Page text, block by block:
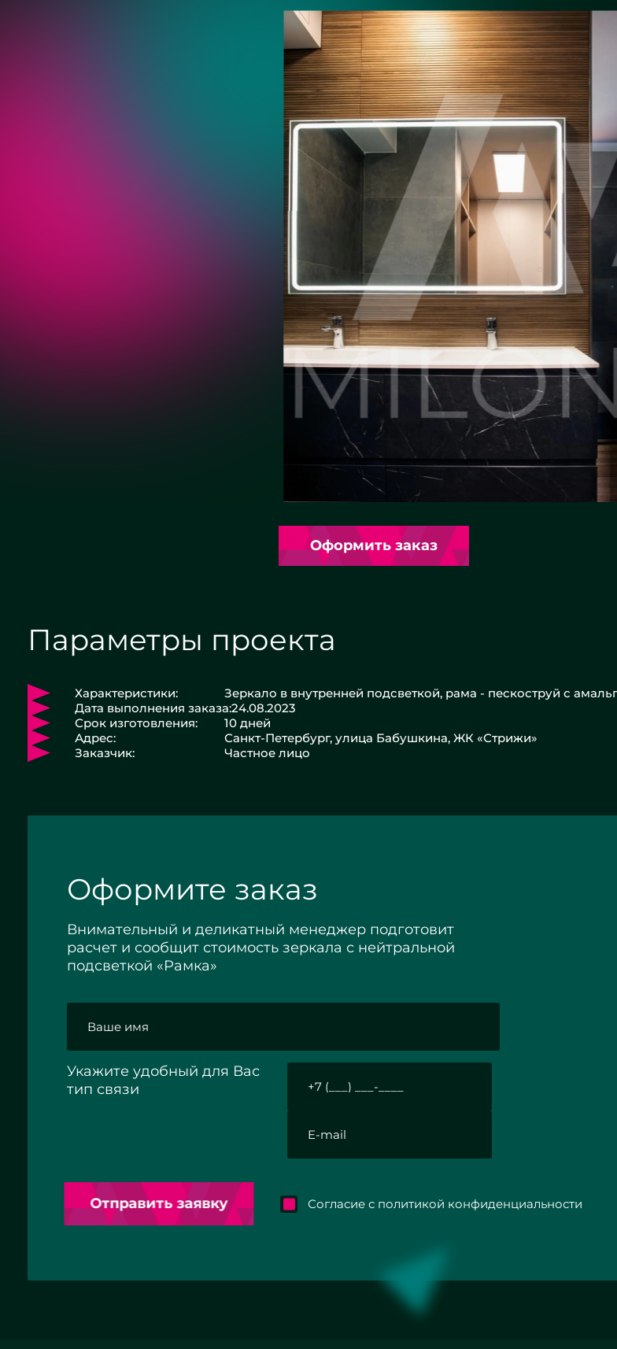
Оформить заказ
Параметры проекта
Характеристики:
Зеркало в внутренней подсветкой, рама - пескоструй с
Дата выполнения заказа:24.08.2023
Срок изготовления:
10 дней
Адрес:
Санкт-Петербург, улица Бабушкина, ЖК «Стрижи»
Заказчик:
Частное лицо
Оформите заказ
Внимательный и деликатный менеджер подготовит
расчет и сообщит стоимость зеркала с нейтральной
подсветкой «Рамка»
Укажите удобный для Вас
тип связи
Отправить заявку Согласие с политикой конфиденциальности